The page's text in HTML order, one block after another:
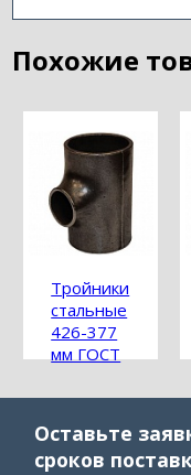
Похожие
Тройники
стальные
426-377
мм ГОСТ
2001
Оставьте
сроков